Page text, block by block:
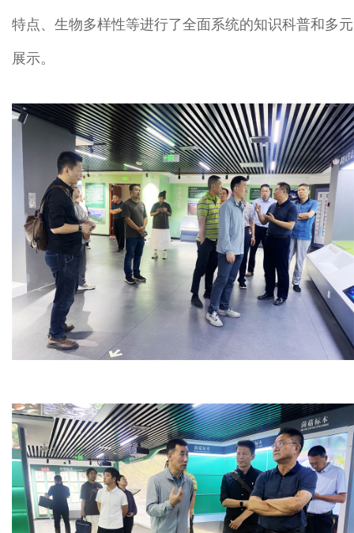
特点、生物多样性等进行了全面系统的知识科普和多元
展示。